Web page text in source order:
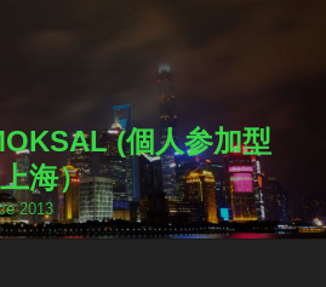
(個人参加型
海）
2013